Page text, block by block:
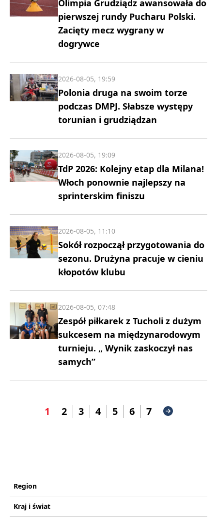
Olimpia Grudziądz awansowała do
pierwszej rundy Pucharu Polski.
Zacięty mecz wygrany w
dogrywce
Polonia druga na swoim torze
podczas DMPJ. Słabsze występy
torunian i grudziądzan
2026-08-05, 19:59
TdP 2026: Kolejny etap dla Milana!
Włoch ponownie najlepszy na
sprinterskim finiszu
2026-08-05, 19:09
Sokół rozpoczął przygotowania do
sezonu. Drużyna pracuje w cieniu
kłopotów klubu
2026-08-05, 11:10
Zespół piłkarek z Tucholi z dużym
sukcesem na międzynarodowym
turnieju. „ Wynik zaskoczył nas
samych”
2026-08-05, 07:48
1 2 3 4 5 6 7
Region
Kraj i świat